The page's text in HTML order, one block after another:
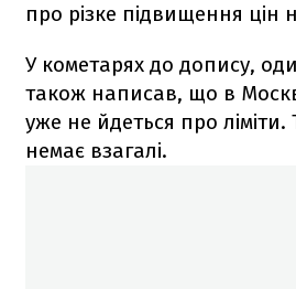
про різке підвищення цін
У кометарях до допису,
також написав, що в
уже не йдеться про
немає взагалі.